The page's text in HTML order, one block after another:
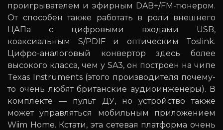
проигрывателем и эфирным DAB+/FM-тюнером.
От способен также работать в роли внешнего
ЦАПа с цифровыми входами USB,
коаксиальным S/PDIF и оптическим Toslink.
Цифро-аналоговый конвертор здесь более
высокого класса, чем у SA3, он построен на чипе
Texas Instruments (этого производителя почему-
то очень любят британские аудиоинженеры). В
комплекте — пульт ДУ, но устройство также
может управляться мобильным приложением
Wiim Home. Кстати, эта сетевая платформа очень